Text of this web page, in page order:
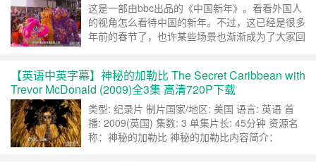
这是一部由bbc出品的《中国新年》。看看外国人
的视角怎么看待中国的新年。不过，这已经是很多
年前的春节了，也许某些场景也渐渐成为了大家回
类型: 纪录片 制片国家/地区: 英国 语言: 英语 首
播: 2016-02…… 继续阅读 »
【英语中英字幕】神秘的加勒比 The Secret Caribbean with
Trevor McDonald (2009)全3集 高清720P下载
类型: 纪录片 制片国家/地区: 美国 语言: 英语 首
播: 2009(英国) 集数: 3 单集片长: 45分钟 资源名
称：神秘的加勒比 神秘的加勒比内容简介：